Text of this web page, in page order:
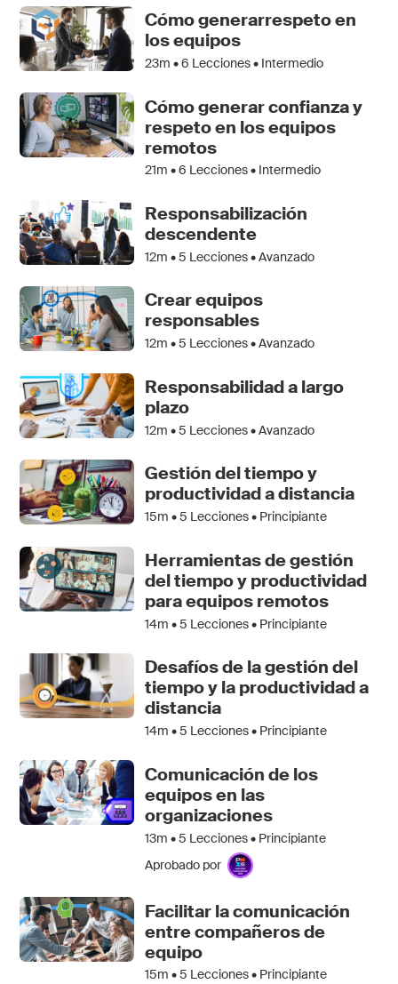
Cómo generarrespeto en
los equipos
23m •6 Lecciones • Intermedio
Cómo generar confianza y
respeto en los equipos
remotos
21m •6 Lecciones • Intermedio
Responsabilización
descendente
12m •5 Lecciones • Avanzado
Crear equipos
responsables
12m •5 Lecciones • Avanzado
Responsabilidad a largo
plazo
12m •5 Lecciones • Avanzado
Gestión del tiempo y
productividad a distancia
15m •5 Lecciones • Principiante
Herramientas de gestión
del tiempo y productividad
para equipos remotos
14m •5 Lecciones • Principiante
Desafíos de la gestión del
tiempo y la productividad a
distancia
14m •5 Lecciones • Principiante
Comunicación de los
equipos en las
organizaciones
13m •5 Lecciones • Principiante
Aprobado por
Facilitar la comunicación
entre compañeros de
equipo
15m •5 Lecciones • Principiante